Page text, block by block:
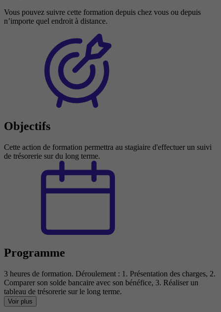
Vous pouvez suivre cette formation depuis chez vous ou depuis
n’importe quel endroit à distance.
Objectifs
Cette action de formation permettra au stagiaire d'effectuer un suivi
de trésorerie sur du long terme.
Programme
3 heures de formation. Déroulement : 1. Présentation des charges, 2.
Comparer son solde bancaire avec son bénéfice, 3. Réaliser un
tableau de trésorerie sur le long terme.
Voir plus